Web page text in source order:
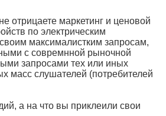
отрицаете маркетинг и ценовой
по электрическим
максималистким запросам,
с совремнной рыночной
запросами тех или иных
масс слушателей (потребителей
а на что вы приклеили свои